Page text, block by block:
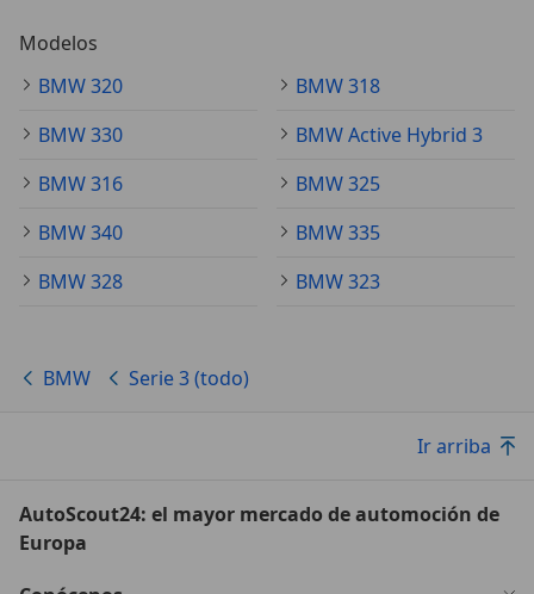
Modelos
BMW 320
BMW 318
BMW 330
BMW Active Hybrid 3
BMW 316
BMW 325
BMW 340
BMW 335
BMW 328
BMW 323
BMW Serie 3 (todo)
Ir arriba
AutoScout24: el mayor mercado de automoción de
Europa